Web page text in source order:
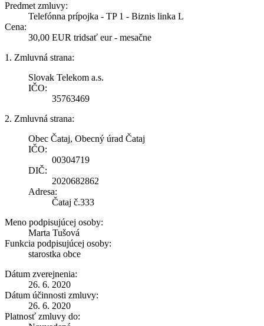
Predmet zmluvy:
Telefónna prípojka - TP 1 - Biznis linka L
Cena:
30,00 EUR tridsať eur - mesačne
1. Zmluvná strana:
Slovak Telekom a.s.
IČO:
35763469
2. Zmluvná strana:
Obec Čataj, Obecný úrad Čataj
IČO:
00304719
DIČ:
2020682862
Adresa:
Čataj č.333
Meno podpisujúcej osoby:
Marta Tušová
Funkcia podpisujúcej osoby:
starostka obce
Dátum zverejnenia:
26. 6. 2020
Dátum účinnosti zmluvy:
26. 6. 2020
Platnosť zmluvy do: